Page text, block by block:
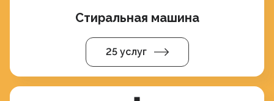
Стиральная машина
25 услуг